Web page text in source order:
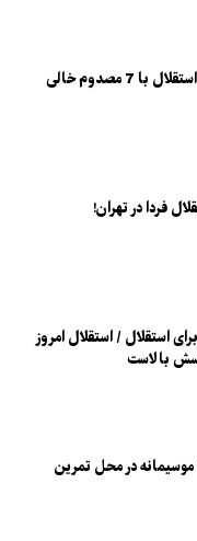
مظلومی: دست مربی استقلال با 7 مصدوم خالی
فردا در تهران!
استقلال / استقلال امروز
بالاست
در محل تمرین